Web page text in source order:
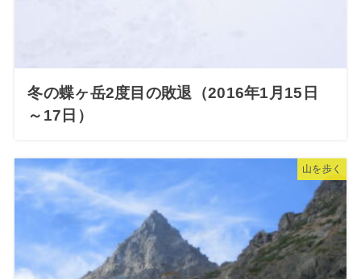
冬の蝶ヶ岳2度目の敗退（2016年1月15日
～17日）
山を歩く